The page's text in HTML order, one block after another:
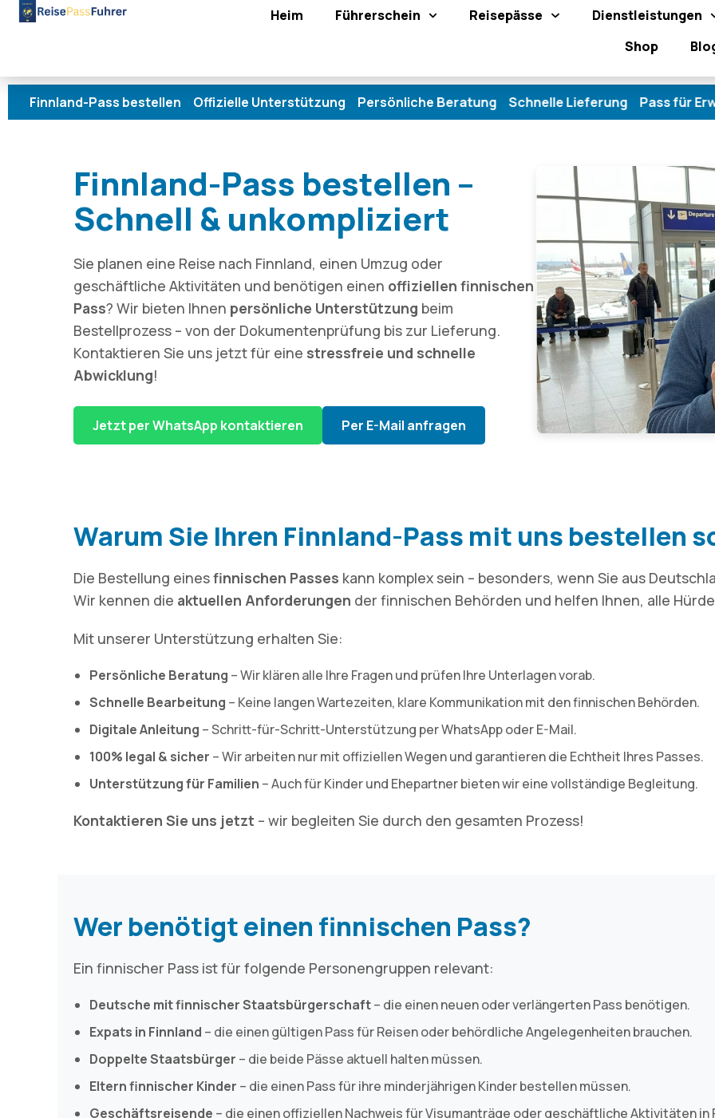
Heim Führerschein Reisepässe
Dienstleistungen
Shop
Pass bestellen Offizielle Unterstützung Persönliche Beratung Schnelle Lieferung Pass für Erwachsene
Finnland-Pass bestellen –
Schnell & unkompliziert
Sie planen eine Reise nach Finnland, einen Umzug oder
geschäftliche Aktivitäten und benötigen einen offiziellen finnischen
Pass? Wir bieten Ihnen persönliche Unterstützung beim
Bestellprozess – von der Dokumentenprüfung bis zur Lieferung.
Kontaktieren Sie uns jetzt für eine stressfreie und schnelle
Abwicklung!
Jetzt per WhatsApp kontaktieren Per E-Mail anfragen
Warum Sie Ihren Finnland-Pass mit uns bestellen
Die Bestellung einesfinnischen Passes kann komplex sein – besonders, wenn Sie aus
Wir kennen die aktuellen Anforderungen der finnischen Behörden und helfen Ihnen, alle
Mit unserer Unterstützung erhalten Sie:
Persönliche Beratung – Wir klären alle Ihre Fragen und prüfen Ihre Unterlagen vorab.
Schnelle Bearbeitung – Keine langen Wartezeiten, klare Kommunikation mit den finnischen Behörden.
Digitale Anleitung – Schritt-für-Schritt-Unterstützung per WhatsApp oder E-Mail.
100% legal & sicher – Wir arbeiten nur mit offiziellen Wegen und garantieren die Echtheit Ihres Passes.
Unterstützung für Familien – Auch für Kinder und Ehepartner bieten wir eine vollständige Begleitung.
Kontaktieren Sie uns jetzt – wir begleiten Sie durch den gesamten Prozess!
Wer benötigt einen finnischen Pass?
Ein finnischer Pass ist für folgende Personengruppen relevant:
Deutsche mit finnischer Staatsbürgerschaft– die einen neuen oder verlängerten Pass benötigen.
Expats in Finnland – die einen gültigen Pass für Reisen oder behördliche Angelegenheiten brauchen.
Doppelte Staatsbürger – die beide Pässe aktuell halten müssen.
Eltern finnischer Kinder – die einen Pass für ihre minderjährigen Kinder bestellen müssen.
Geschäftsreisende – die einen offiziellen Nachweis für Visumanträge oder geschäftliche Aktivitäten in